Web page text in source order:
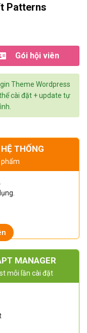
Patterns
Gói hội viên
Theme Wordpress
cài đặt + update tự
THỐNG
phẩm
MANAGER
mỗi lần cài đặt